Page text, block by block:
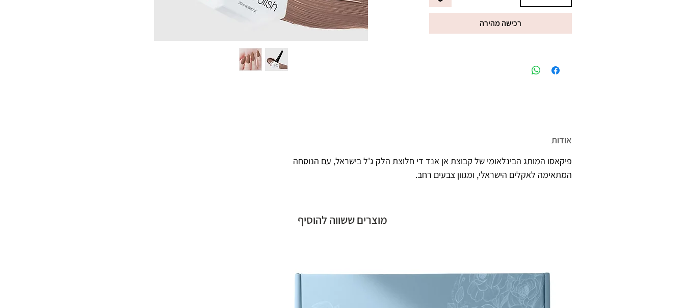
מדויקת, הסוגרת את הקוטיקולה בצורה
מיוצר בישראל, ברישיון משרד הבריאות.
רכישה מהירה
אודות
פיקאסו המותג הבינלאומי של קבוצת אן אנד די חלוצת הלק ג'ל בישראל, עם הנוסחה
המתאימה לאקלים הישראלי, ומגוון צבעים רחב.
מוצרים ששווה להוסיף